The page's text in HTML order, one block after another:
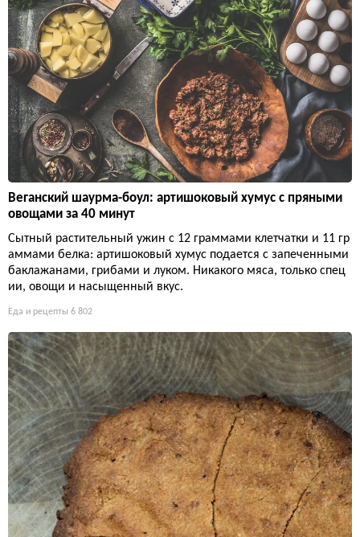
Веганский шаурма-боул: артишоковый хумус с пряными
овощами за 40 минут
Сытный растительный ужин с 12 граммами клетчатки и 11 гр
аммами белка: артишоковый хумус подается с запеченными
баклажанами, грибами и луком. Никакого мяса, только спец
ии, овощи и насыщенный вкус.
Еда и рецепты 6 802